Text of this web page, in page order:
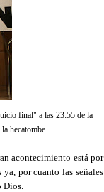
final" a las 23:55 de la
hecatombe.
acontecimiento está por
ya, por cuanto las señales
Dios.